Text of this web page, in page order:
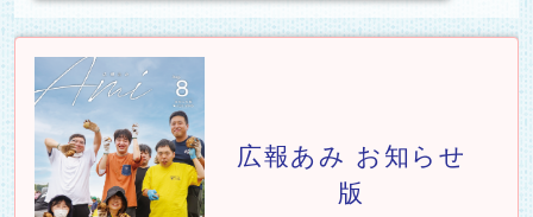
広報あみ お知らせ
版